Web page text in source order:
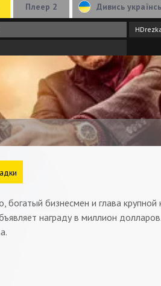
Плеер 2 Дивись
богатый бизнесмен и глава
награду в миллион